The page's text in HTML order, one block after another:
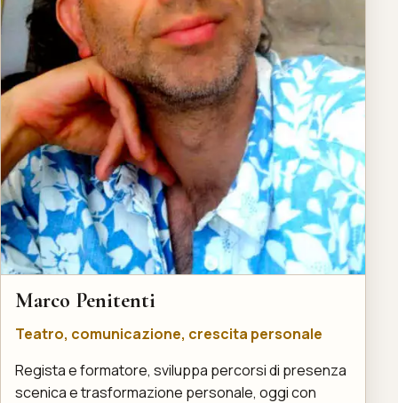
Marco Penitenti
Teatro, comunicazione, crescita personale
Regista e formatore, sviluppa percorsi di presenza
scenica e trasformazione personale, oggi con